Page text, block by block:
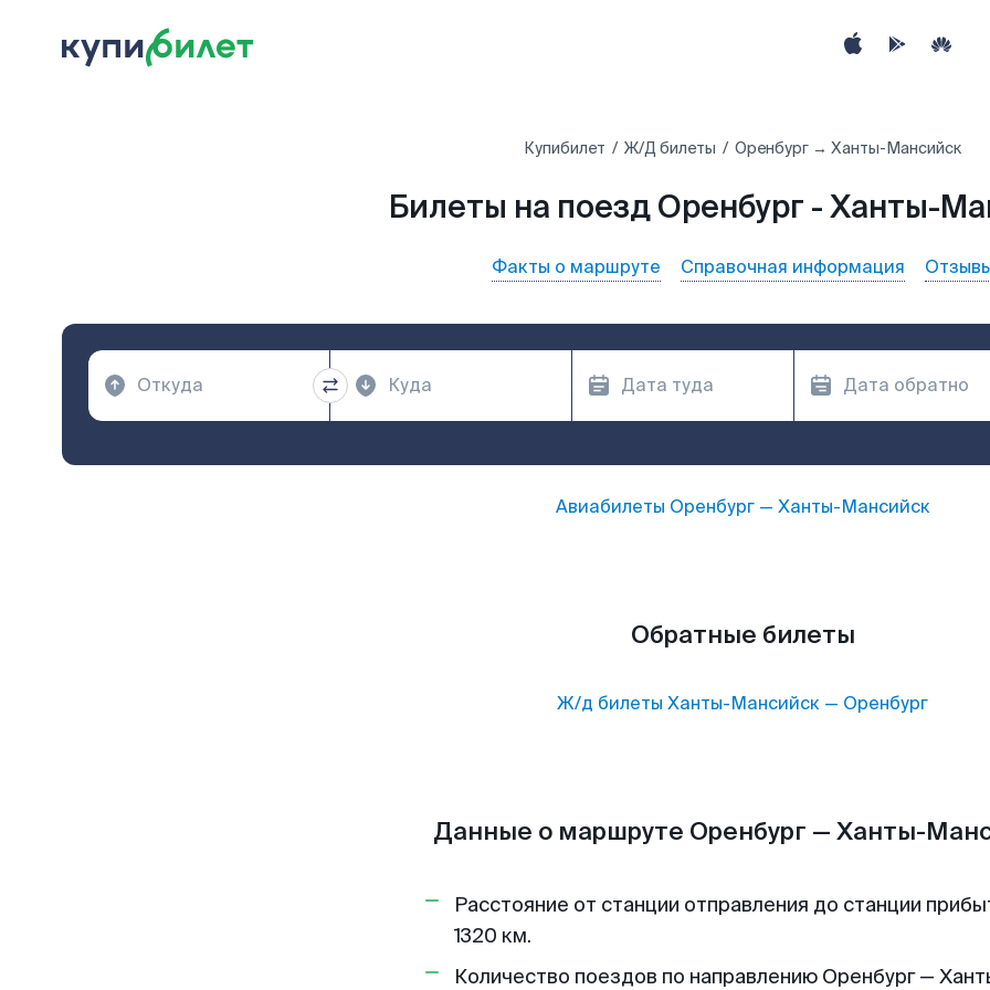
Купибилет Ж/Д билеты Оренбург → Ханты-Мансийск
Билеты на поезд Оренбург - Ханты-
Факты о маршруте Справочная информация
Авиабилеты Оренбург— Ханты-Мансийск
Обратные билеты
Ж/д билеты Ханты-Мансийск — Оренбург
Данные о маршруте Оренбург — Ханты-
Расстояние от станции отправления до станции
1320 км.
Количество поездов по направлению Оренбург —